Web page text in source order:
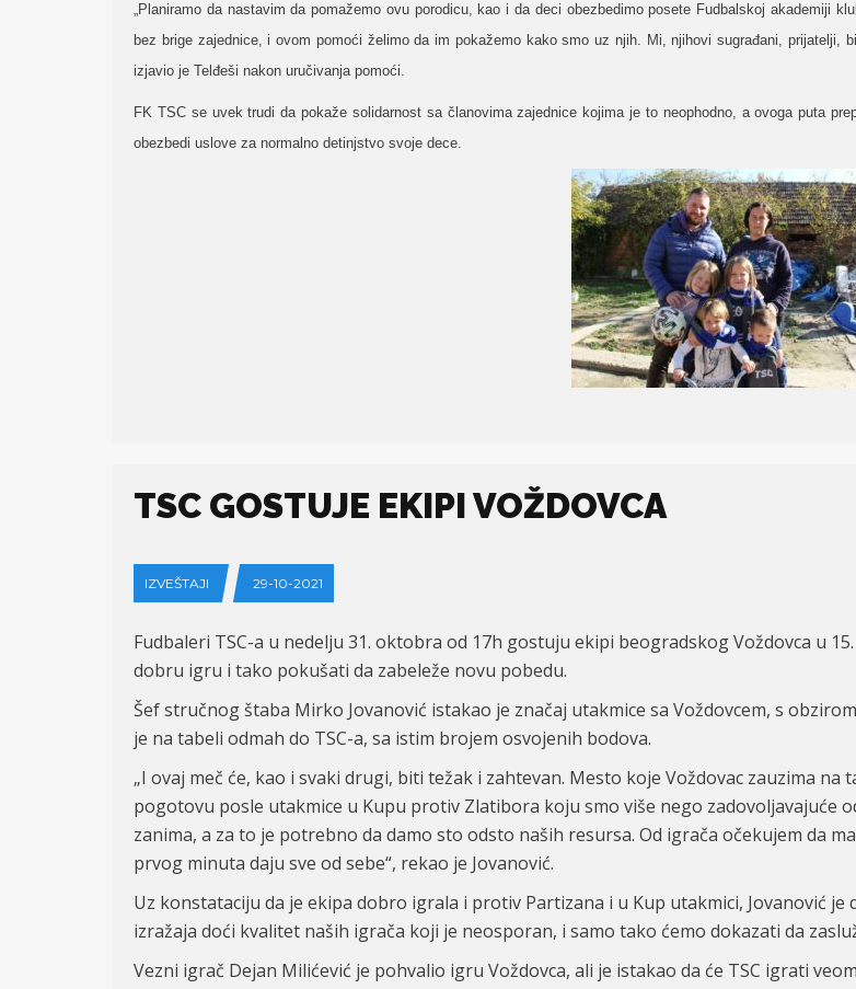
„Planiramo da nastavim da pomažemo ovu porodicu, kao i da deci obezbedimo posete Fudbalskoj akademiji
bez brige zajednice, i ovom pomoći želimo da im pokažemo kako smo uz njih. Mi, njihovi sugrađani, prijatelji,
izjavio je Telđeši nakon uručivanja pomoći.
FK TSC se uvek trudi da pokaže solidarnost sa članovima zajednice kojima je to neophodno, a ovoga puta
obezbedi uslove za normalno detinjstvo svoje dece.
TSC GOSTUJE EKIPI VOŽDOVCA
IZVEŠTAJI 29-10-2021
Fudbaleri TSC-a u nedelju 31. oktobra od 17h gostuju ekipi beogradskog Voždovca u
dobru igru i tako pokušati da zabeleže novu pobedu.
Šef stručnog štaba Mirko Jovanović istakao je značaj utakmice sa Voždovcem, s
je na tabeli odmah do TSC-a, sa istim brojem osvojenih bodova.
„I ovaj meč će, kao i svaki drugi, biti težak i zahtevan. Mesto koje Voždovac zauzima
pogotovu posle utakmice u Kupu protiv Zlatibora koju smo više nego zadovoljavajuće
zanima, a za to je potrebno da damo sto odsto naših resursa. Od igrača očekujem da
prvog minuta daju sve od sebe“, rekao je Jovanović.
Uz konstataciju da je ekipa dobro igrala i protiv Partizana i u Kup utakmici, Jovanović je
izražaja doći kvalitet naših igrača koji je neosporan, i samo tako ćemo dokazati da
Vezni igrač Dejan Milićević je pohvalio igru Voždovca, ali je istakao da će TSC igrati